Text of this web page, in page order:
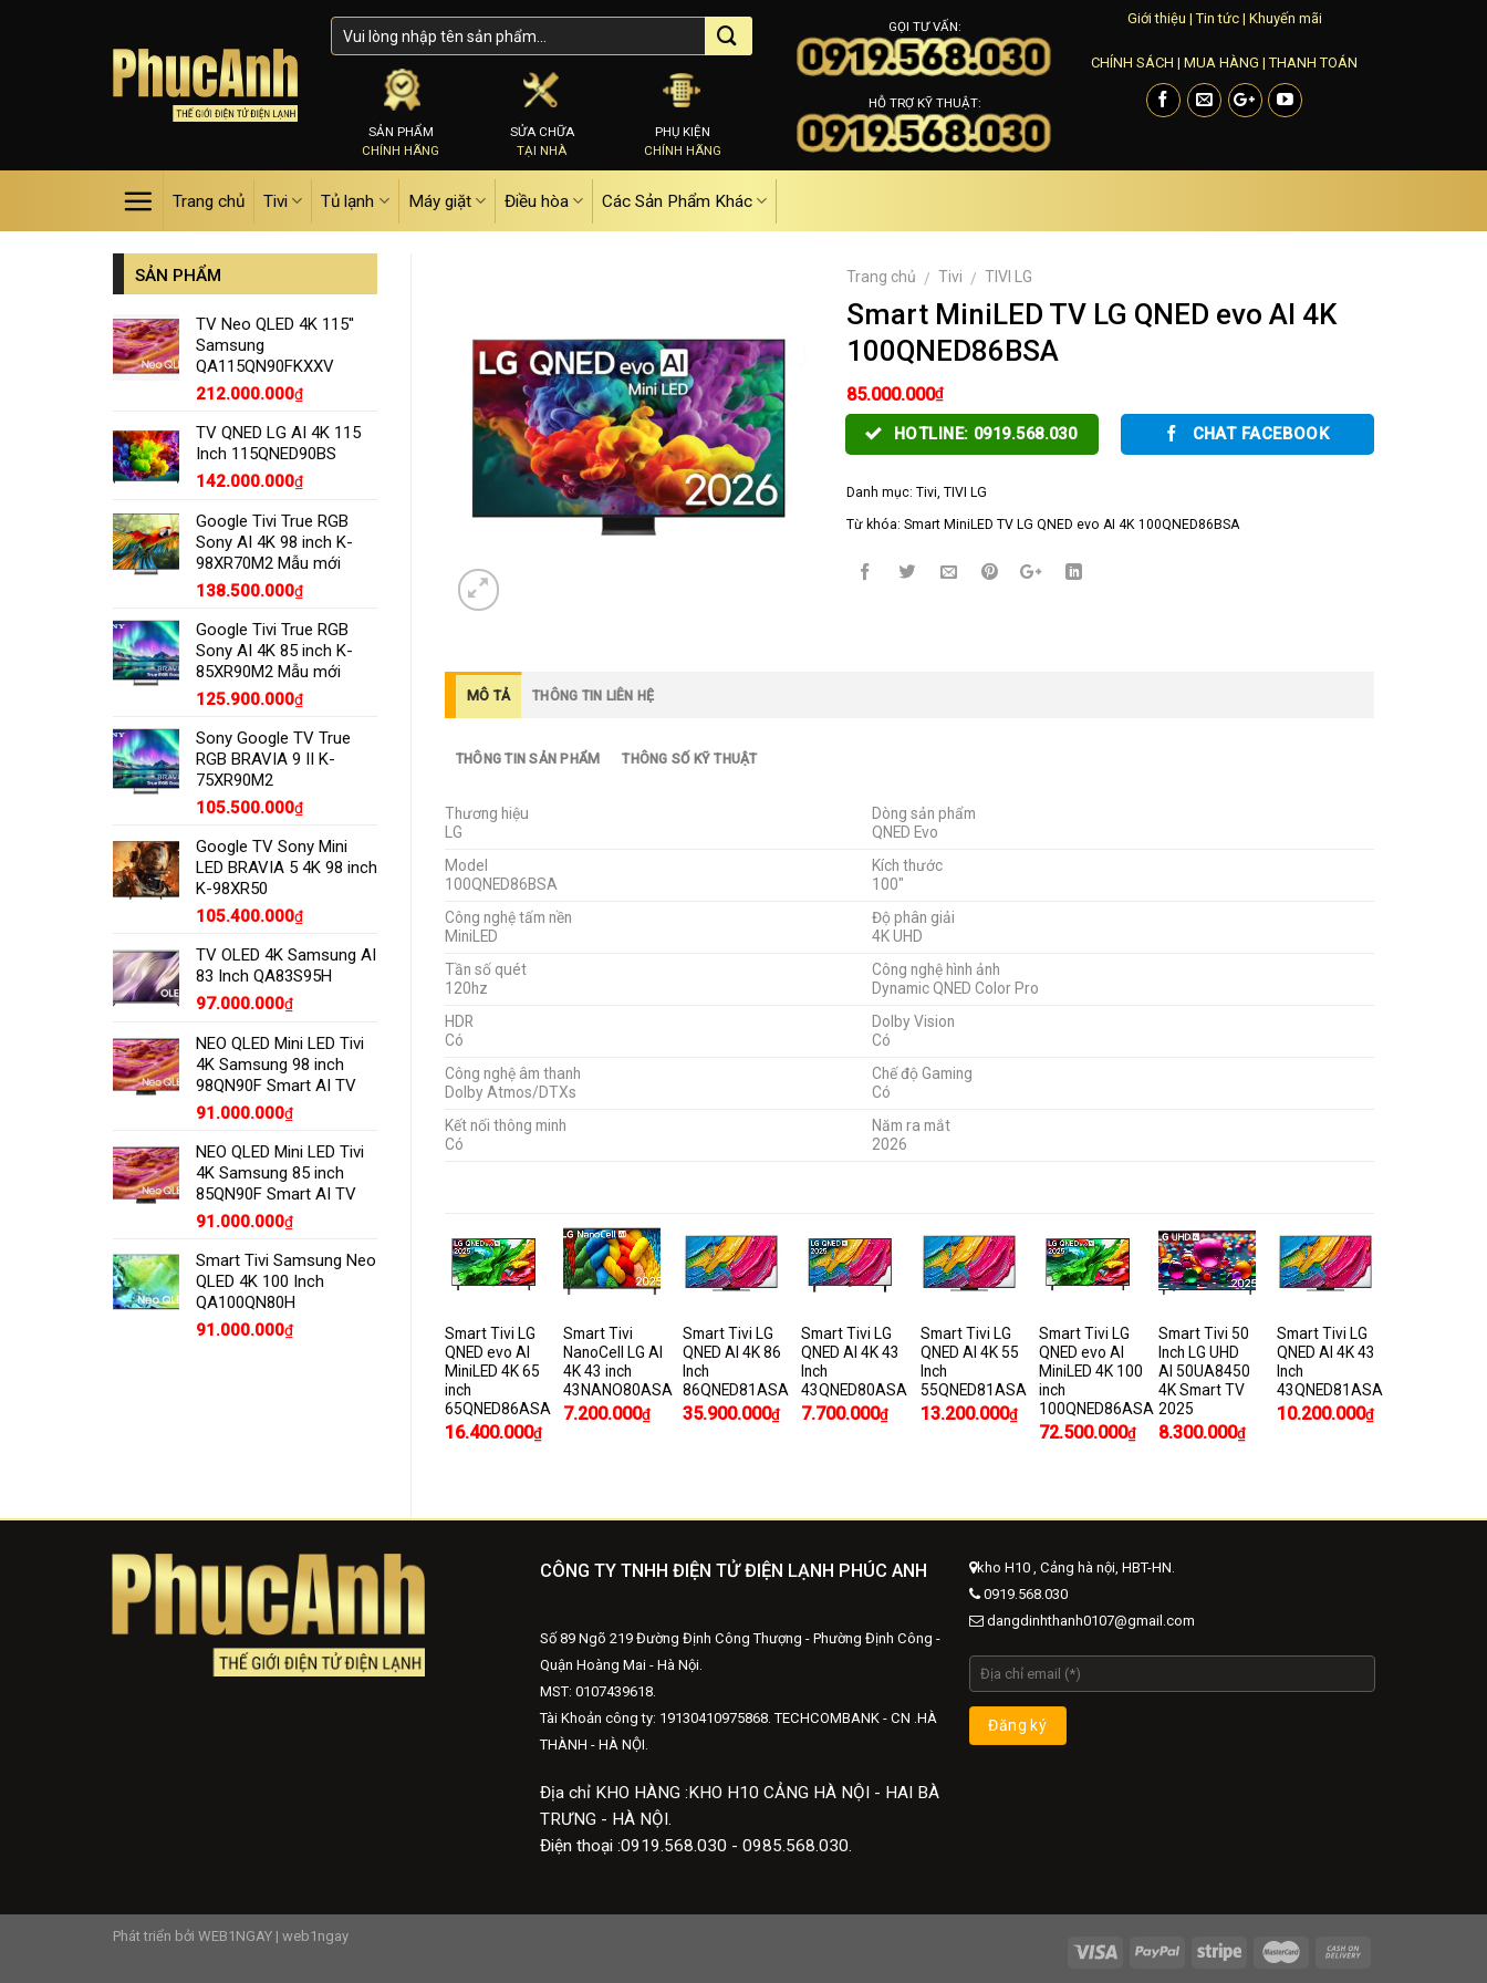
SẢN PHẨM
CHÍNH HÃNG
SỬA CHỮA
TẠI NHÀ
PHỤ KIỆN
CHÍNH HÃNG
GỌI TƯ VẤN:
HỖ TRỢ KỸ THUẬT:
Giới thiệu |Tin tức| Khuyến mãi
CHÍNH SÁCH |MUA HÀNG |THANH TOÁN
Trang chủ Tivi Tủ lạnh Máy giặt Điều hòa Các Sản Phẩm Khác
Trang chủ / Tivi / TIVI LG
Smart MiniLED TV LG QNED evo AI 4K
100QNED86BSA
85.000.000₫
HOTLINE: 0919.568.030 CHAT FACEBOOK
Danh mục: Tivi, TIVI LG
Từ khóa: Smart MiniLED TV LG QNED evo AI 4K 100QNED86BSA
MÔ TẢ THÔNG TIN LIÊN HỆ
THÔNG TIN SẢN PHẨM THÔNG SỐ KỸ THUẬT
Thương hiệu
LG
Dòng sản phẩm
QNED Evo
Model
100QNED86BSA
Kích thước
100″
Công nghệ tấm nền
MiniLED
Độ phân giải
4K UHD
Tần số quét
120hz
Công nghệ hình ảnh
Dynamic QNED Color Pro
HDR
Có
Dolby Vision
Có
Công nghệ âm thanh
Dolby Atmos/DTXs
Chế độ Gaming
Có
Kết nối thông minh
Có
Năm ra mắt
2026
Smart Tivi LG
QNED evo AI
MiniLED 4K 65
inch
65QNED86ASA
16.400.000₫
Smart Tivi
NanoCell LG AI
4K 43 inch
43NANO80ASA
7.200.000₫
Smart Tivi LG
QNED AI 4K 86
Inch
86QNED81ASA
35.900.000₫
Smart Tivi LG
QNED AI 4K 43
Inch
43QNED80ASA
7.700.000₫
Smart Tivi LG
QNED AI 4K 55
Inch
55QNED81ASA
13.200.000₫
Smart Tivi LG
QNED evo AI
MiniLED 4K 100
inch
100QNED86ASA
72.500.000₫
Smart Tivi 50
Inch LG UHD
AI 50UA8450
4K Smart TV
2025
8.300.000₫
Smart Tivi LG
QNED AI 4K 43
Inch
43QNED81ASA
10.200.000₫
Smart Tivi
SẢN PHẨM
TV Neo QLED 4K 115''
Samsung
QA115QN90FKXXV
212.000.000₫
TV QNED LG AI 4K 115
Inch 115QNED90BS
142.000.000₫
Google Tivi True RGB
Sony AI 4K 98 inch K-
98XR70M2 Mẫu mới
138.500.000₫
Google Tivi True RGB
Sony AI 4K 85 inch K-
85XR90M2 Mẫu mới
125.900.000₫
Sony Google TV True
RGB BRAVIA 9 II K-
75XR90M2
105.500.000₫
Google TV Sony Mini
LED BRAVIA 5 4K 98 inch
K-98XR50
105.400.000₫
TV OLED 4K Samsung AI
83 Inch QA83S95H
97.000.000₫
NEO QLED Mini LED Tivi
4K Samsung 98 inch
98QN90F Smart AI TV
91.000.000₫
NEO QLED Mini LED Tivi
4K Samsung 85 inch
85QN90F Smart AI TV
91.000.000₫
Smart Tivi Samsung Neo
QLED 4K 100 Inch
QA100QN80H
91.000.000₫
CÔNG TY TNHH ĐIỆN TỬ ĐIỆN LẠNH PHÚC ANH
Số 89 Ngõ 219 Đường Định Công Thượng - Phường Định Công -
Quận Hoàng Mai - Hà Nội.
MST: 0107439618.
Tài Khoản công ty: 19130410975868. TECHCOMBANK - CN .HÀ
THÀNH - HÀ NỘI.
Địa chỉ KHO HÀNG :KHO H10 CẢNG HÀ NỘI - HAI BÀ
TRƯNG - HÀ NỘI.
Điện thoại :0919.568.030 - 0985.568.030.
kho H10 , Cảng hà nội, HBT-HN.
0919.568.030
dangdinhthanh0107@gmail.com
Phát triển bởi WEB1NGAY | web1ngay